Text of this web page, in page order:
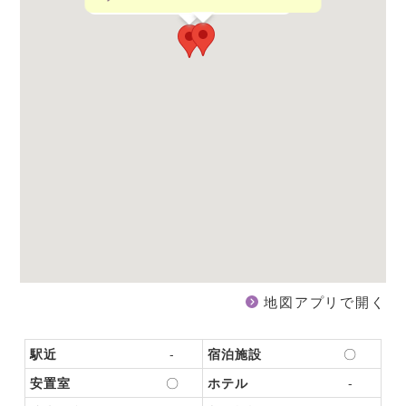
地図アプリで開く
駅近 - 宿泊施設
〇
安置室
〇 ホテル
-